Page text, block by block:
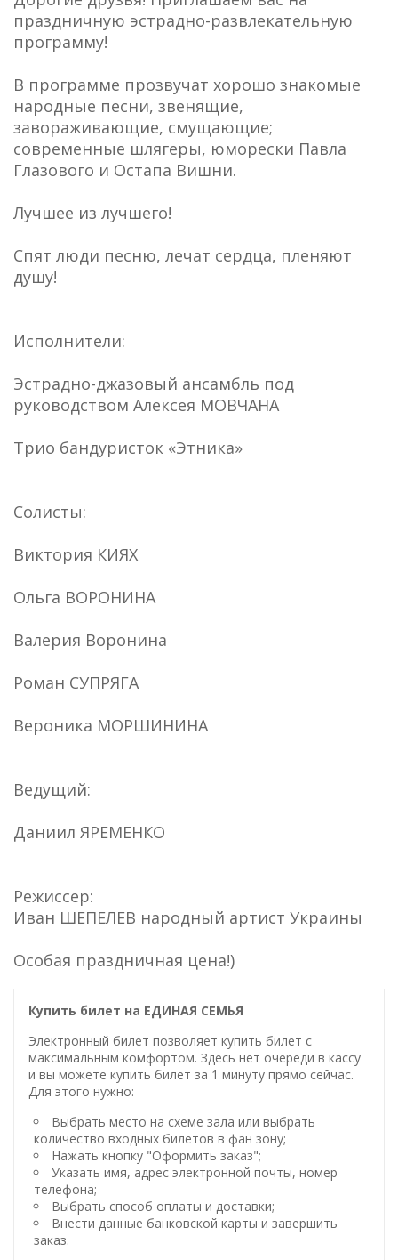
праздничную эстрадно-развлекательную
программу!
В программе прозвучат хорошо знакомые
народные песни, звенящие,
завораживающие, смущающие;
современные шлягеры, юморески Павла
Глазового и Остапа Вишни.
Лучшее из лучшего!
Спят люди песню, лечат сердца, пленяют
душу!
Исполнители:
Эстрадно-джазовый ансамбль под
руководством Алексея МОВЧАНА
Трио бандуристок «Этника»
Солисты:
Виктория КИЯХ
Ольга ВОРОНИНА
Валерия Воронина
Роман СУПРЯГА
Вероника МОРШИНИНА
Ведущий:
Даниил ЯРЕМЕНКО
Режиссер:
Иван ШЕПЕЛЕВ народный артист Украины
Особая праздничная цена!)
Купить билет на ЕДИНАЯ СЕМЬЯ
Электронный билет позволяет купить билет с
максимальным комфортом. Здесь нет очереди в кассу
и вы можете купить билет за 1 минуту прямо сейчас.
Для этого нужно:
Выбрать место на схеме зала или выбрать
количество входных билетов в фан зону;
Нажать кнопку "Оформить заказ";
Указать имя, адрес электронной почты, номер
телефона;
Выбрать способ оплаты и доставки;
Внести данные банковской карты и завершить
заказ.